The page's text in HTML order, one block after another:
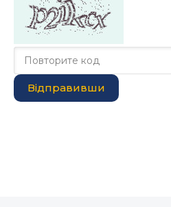
Відправивши